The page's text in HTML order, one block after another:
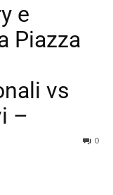
e
Piazza
vs
–
0